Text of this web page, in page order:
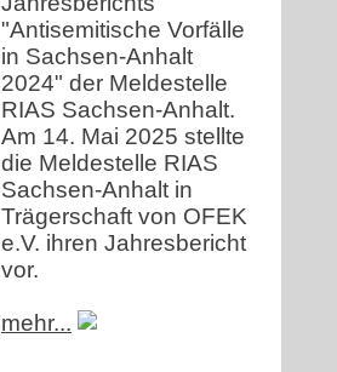
"Antisemitische Vorfälle
in Sachsen-Anhalt
2024" der Meldestelle
RIAS Sachsen-Anhalt.
Am 14. Mai 2025 stellte
die Meldestelle RIAS
Sachsen-Anhalt in
Trägerschaft von OFEK
e.V. ihren Jahresbericht
vor.
mehr...